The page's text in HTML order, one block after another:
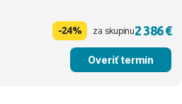
-24% za skupinu2 386 €
Overiť termín